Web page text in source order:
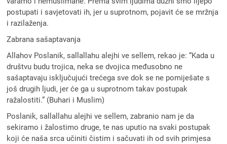
postupati i savjetovati ih, jer u suprotnom, pojavit će se mržnja
i razilaženja.
Zabrana sašaptavanja
Allahov Poslanik, sallallahu alejhi ve sellem, rekao je: “Kada u
društvu budu trojica, neka se dvojica međusobno ne
sašaptavaju isključujući trećega sve dok se ne pomiješate s
još drugih ljudi, jer će ga u suprotnom takav postupak
ražalostiti.” (Buhari i Muslim)
Poslanik, sallallahu alejhi ve sellem, zabranio nam je da
sekiramo i žalostimo druge, te nas uputio na svaki postupak
koji će naša srca učiniti čistim i sačuvati ih od svih primjesa